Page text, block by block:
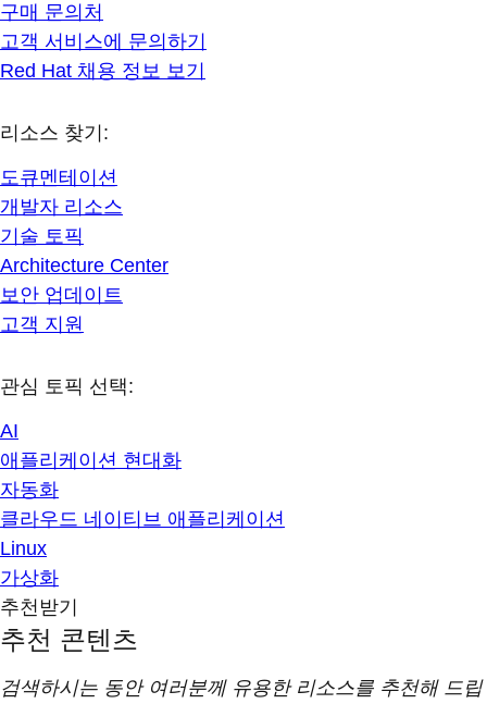
구매 문의처
고객 서비스에 문의하기
Red Hat 채용 정보 보기
리소스 찾기:
도큐멘테이션
개발자 리소스
기술 토픽
Architecture Center
보안 업데이트
고객 지원
관심 토픽 선택:
AI
애플리케이션 현대화
자동화
클라우드 네이티브 애플리케이션
Linux
가상화
추천받기
추천 콘텐츠
검색하시는 동안 여러분께 유용한 리소스를 추천해 드립